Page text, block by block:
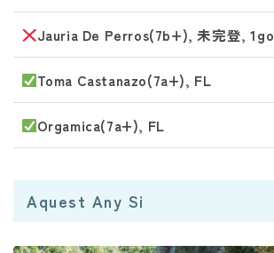
Jauria De Perros(7b+), 未完登, 1go
Toma Castanazo(7a+), FL
Orgamica(7a+), FL
Aquest Any Si